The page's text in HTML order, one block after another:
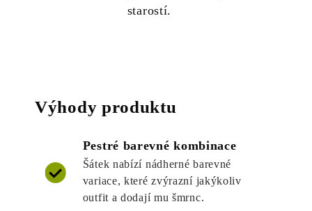
starostí.
Výhody produktu
Pestré barevné kombinace
Šátek nabízí nádherné barevné
variace, které zvýrazní jakýkoliv
outfit a dodají mu šmrnc.